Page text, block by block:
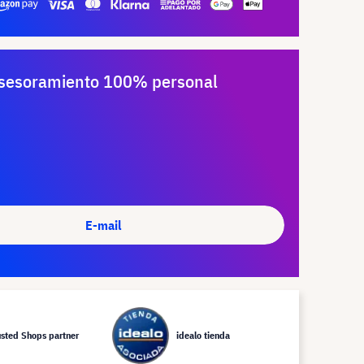
100% personal
E-mail
Shops partner idealo tienda